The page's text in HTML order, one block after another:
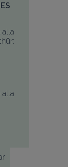
alla
alla